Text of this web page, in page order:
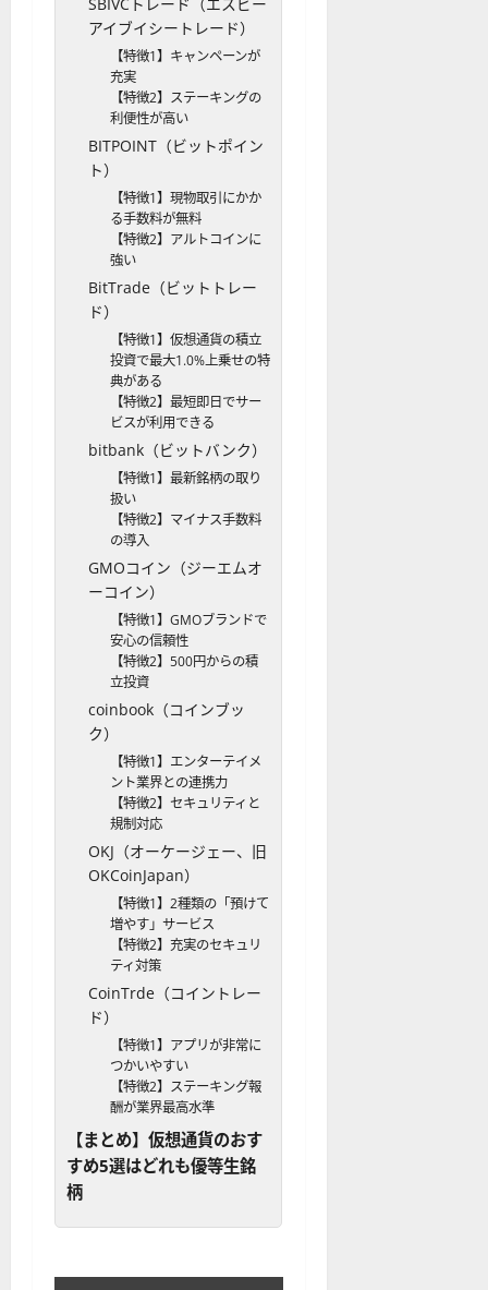
アイブイシートレード）
【特徴1】キャンペーンが
充実
【特徴2】ステーキングの
利便性が高い
BITPOINT（ビットポイン
ト）
【特徴1】現物取引にかか
る手数料が無料
【特徴2】アルトコインに
強い
BitTrade（ビットトレー
ド）
【特徴1】仮想通貨の積立
投資で最大1.0%上乗せの特
典がある
【特徴2】最短即日でサー
ビスが利用できる
bitbank（ビットバンク）
【特徴1】最新銘柄の取り
扱い
【特徴2】マイナス手数料
の導入
GMOコイン（ジーエムオ
ーコイン）
【特徴1】GMOブランドで
安心の信頼性
【特徴2】500円からの積
立投資
coinbook（コインブッ
ク）
【特徴1】エンターテイメ
ント業界との連携力
【特徴2】セキュリティと
規制対応
OKJ（オーケージェー、旧
OKCoinJapan）
【特徴1】2種類の「預けて
増やす」サービス
【特徴2】充実のセキュリ
ティ対策
CoinTrde（コイントレー
ド）
【特徴1】アプリが非常に
つかいやすい
【特徴2】ステーキング報
酬が業界最高水準
【まとめ】仮想通貨のおす
すめ5選はどれも優等生銘
柄